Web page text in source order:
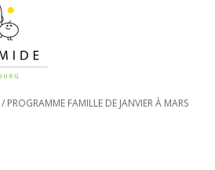
/ PROGRAMME FAMILLE DE JANVIER À MARS